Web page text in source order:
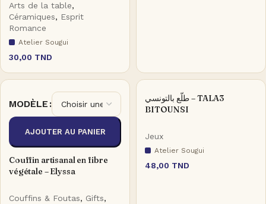
Arts de la table,
Céramiques, Esprit
Romance
Atelier Sougui
30,00 TND
MODÈLE
AJOUTER AU PANIER
Couffin artisanal en fibre
végétale – Elyssa
Couffins & Foutas, Gifts,
طلّع بالتونسي – TALA3
BITOUNSI
Jeux
Atelier Sougui
48,00 TND